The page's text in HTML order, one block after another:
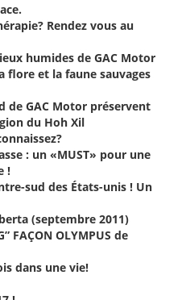
Rendez vous au
humides de GAC Motor
flore et la faune sauvages
de GAC Motor préservent
du Hoh Xil
: un «MUST» pour une
!
sud des États-unis ! Un
(septembre 2011)
FAÇON OLYMPUS de
dans une vie!